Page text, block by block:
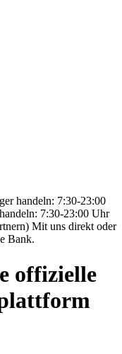
handeln: 7:30-23:00
7:30-23:00 Uhr
Mit uns direkt oder
Bank.
offizielle